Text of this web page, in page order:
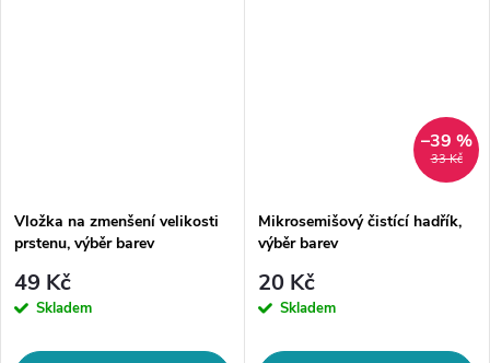
Vložka na zmenšení velikosti
prstenu, výběr barev
49 Kč
Skladem
33 Kč
–39 %
Mikrosemišový čistící hadřík,
výběr barev
20 Kč
Skladem